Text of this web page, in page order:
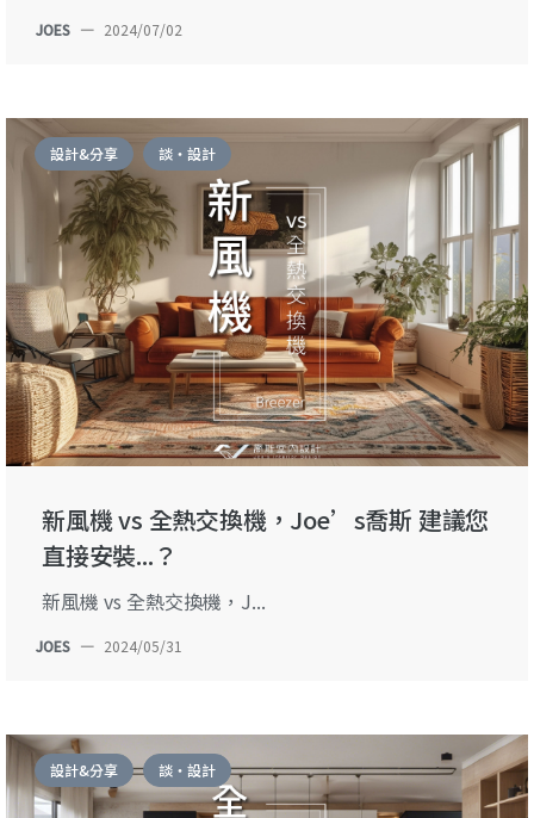
JOES — 2024/07/02
設計&分享 談・設計
新風機 vs 全熱交換機，Joe’s喬斯 建議您
直接安裝...？
新風機 vs 全熱交換機，J...
JOES — 2024/05/31
設計&分享 談・設計